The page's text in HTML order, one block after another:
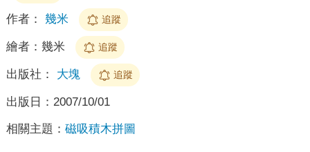
作者： 幾米 追蹤
繪者： 幾米 追蹤
出版社： 大塊 追蹤
出版日： 2007/10/01
相關主題： 磁吸積木拼圖